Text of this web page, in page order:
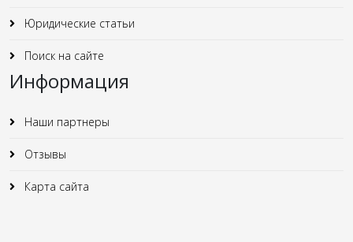
Юридические статьи
Поиск на сайте
Информация
Наши партнеры
Отзывы
Карта сайта